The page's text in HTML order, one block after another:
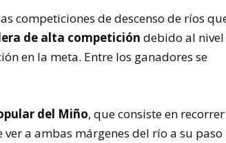
competiciones de descenso de ríos
de alta competición debido al nivel
en la meta. Entre los ganadores se
del Miño, que consiste en recorrer
a ambas márgenes del río a su paso